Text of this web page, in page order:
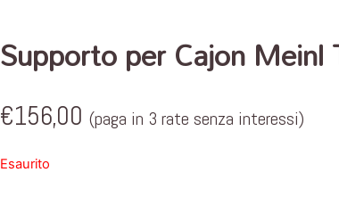
Supporto per Cajon Meinl
€156,00 (paga in 3 rate senza interessi)
Esaurito